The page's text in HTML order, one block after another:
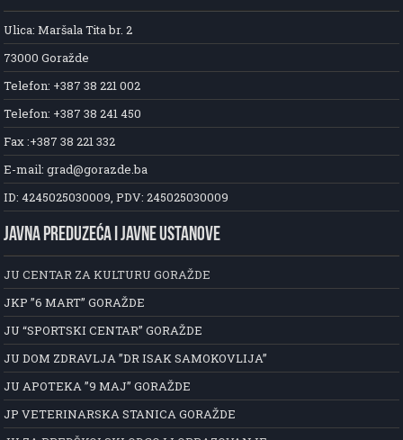
Ulica: Maršala Tita br. 2
73000 Goražde
Telefon: +387 38 221 002
Telefon: +387 38 241 450
Fax :+387 38 221 332
E-mail: grad@gorazde.ba
ID: 4245025030009, PDV: 245025030009
JAVNA PREDUZEĆA I JAVNE USTANOVE
JU CENTAR ZA KULTURU GORAŽDE
JKP ”6 MART” GORAŽDE
JU “SPORTSKI CENTAR” GORAŽDE
JU DOM ZDRAVLJA ”DR ISAK SAMOKOVLIJA”
JU APOTEKA ”9 MAJ” GORAŽDE
JP VETERINARSKA STANICA GORAŽDE